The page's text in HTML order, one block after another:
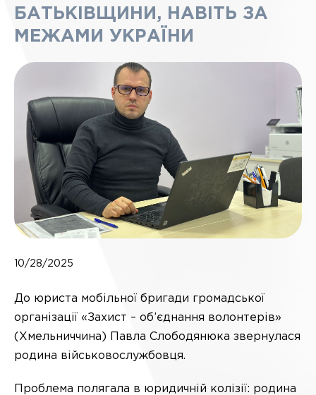
БАТЬКІВЩИНИ, НАВІТЬ ЗА
МЕЖАМИ УКРАЇНИ
10/28/2025
До юриста мобільної бригади громадської
організації «Захист – об’єднання волонтерів»
(Хмельниччина) Павла Слободянюка звернулася
родина військовослужбовця.
Проблема полягала в юридичній колізії: родина